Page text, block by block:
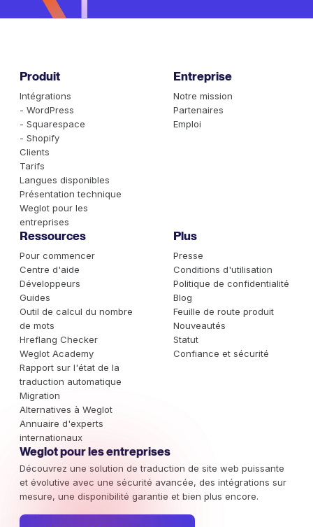
Produit
Intégrations
- WordPress
- Squarespace
- Shopify
Clients
Tarifs
Langues disponibles
Présentation technique
Weglot pour les
entreprises
Entreprise
Notre mission
Partenaires
Emploi
Ressources
Pour commencer
Centre d'aide
Développeurs
Guides
Outil de calcul du nombre
de mots
Hreflang Checker
Weglot Academy
Rapport sur l'état de la
traduction automatique
Migration
Alternatives à Weglot
Annuaire d'experts
internationaux
Plus
Presse
Conditions d'utilisation
Politique de confidentialité
Blog
Feuille de route produit
Nouveautés
Statut
Confiance et sécurité
Weglot pour les entreprises
Découvrez une solution de traduction de site web puissante
et évolutive avec une sécurité avancée, des intégrations sur
mesure, une disponibilité garantie et bien plus encore.